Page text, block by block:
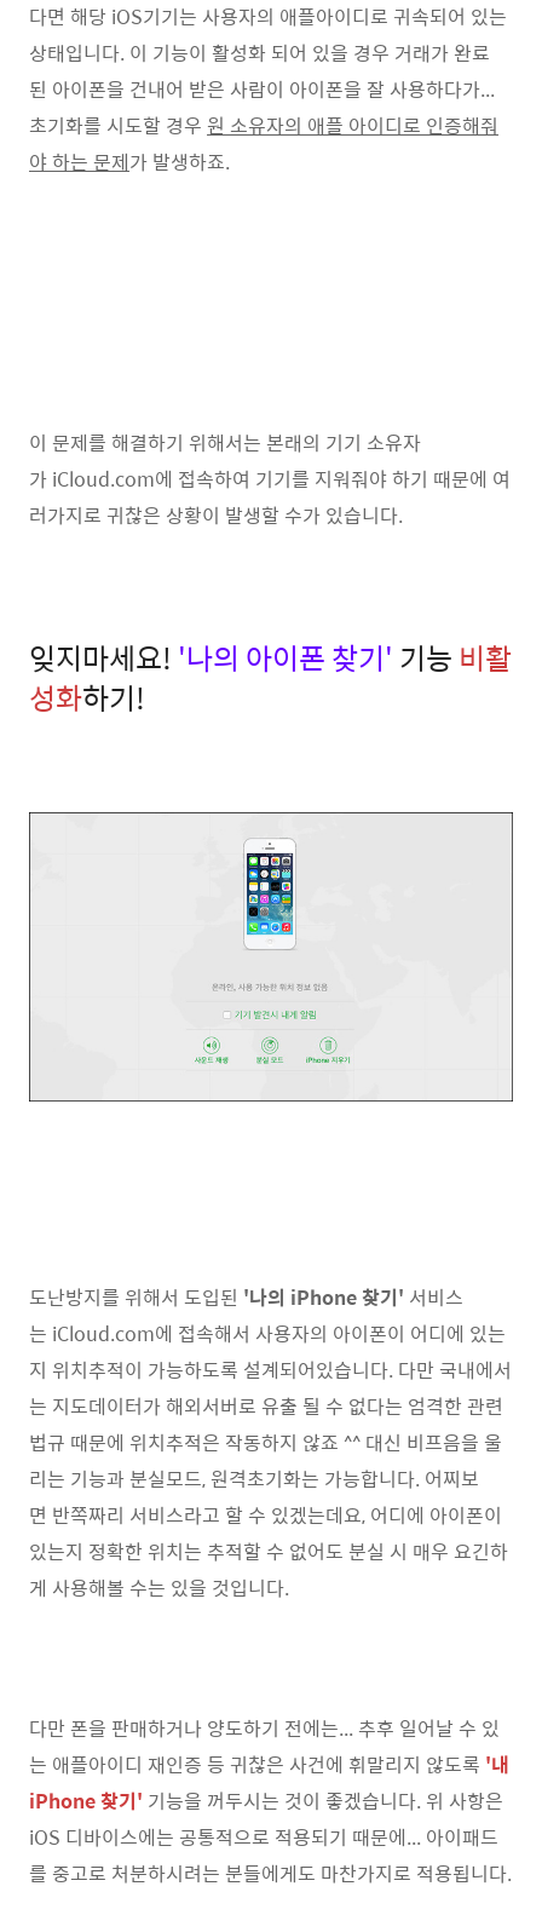
다면 해당 iOS기기는 사용자의 애플아이디로 귀속되어 있는
상태입니다. 이 기능이 활성화 되어 있을 경우 거래가 완료
된 아이폰을 건내어 받은 사람이 아이폰을 잘 사용하다가...
초기화를 시도할 경우 원 소유자의 애플 아이디로 인증해줘
야 하는 문제가 발생하죠.
이 문제를 해결하기 위해서는 본래의 기기 소유자
가 iCloud.com에 접속하여 기기를 지워줘야 하기 때문에 여
러가지로 귀찮은 상황이 발생할 수가 있습니다.
잊지마세요! '나의 아이폰 찾기' 기능 비활
성화하기!
도난방지를 위해서 도입된 '나의 iPhone 찾기' 서비스
는 iCloud.com에 접속해서 사용자의 아이폰이 어디에 있는
지 위치추적이 가능하도록 설계되어있습니다. 다만 국내에서
는 지도데이터가 해외서버로 유출 될 수 없다는 엄격한 관련
법규 때문에 위치추적은 작동하지 않죠 ^^ 대신 비프음을 울
리는 기능과 분실모드, 원격초기화는 가능합니다. 어찌보
면 반쪽짜리 서비스라고 할 수 있겠는데요, 어디에 아이폰이
있는지 정확한 위치는 추적할 수 없어도 분실 시 매우 요긴하
게 사용해볼 수는 있을 것입니다.
다만 폰을 판매하거나 양도하기 전에는... 추후 일어날 수 있
는 애플아이디 재인증 등 귀찮은 사건에 휘말리지 않도록 '내
iPhone 찾기' 기능을 꺼두시는 것이 좋겠습니다. 위 사항은
iOS 디바이스에는 공통적으로 적용되기 때문에... 아이패드
를 중고로 처분하시려는 분들에게도 마찬가지로 적용됩니다.